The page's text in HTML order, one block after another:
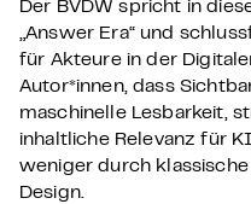
Der BVDW spricht in
„Answer Era“ und
für Akteure in der
Autor*innen, dass
maschinelle Lesbarkeit,
inhaltliche Relevanz für
weniger durch
Design.